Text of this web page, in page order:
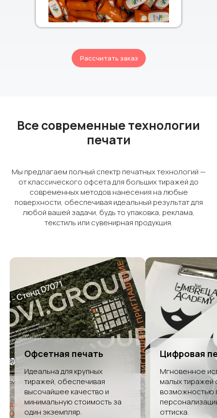
Рассчитать заказ
Все современные технологии
печати
Мы предлагаем полный спектр печатных технологий —
от классического офсета для больших тиражей до
современных методов нанесения на любые
поверхности, обеспечивая идеальный результат для
любой вашей задачи, будь то упаковка, реклама,
текстиль или сувенирная продукция.
Офсетная печать
Идеальна для крупных
тиражей, обеспечивая
высочайшее качество и
минимальную стоимость за
один экземпляр.
Цифровая
Мгновенное
малых тиражей
возможностью
оттиска.